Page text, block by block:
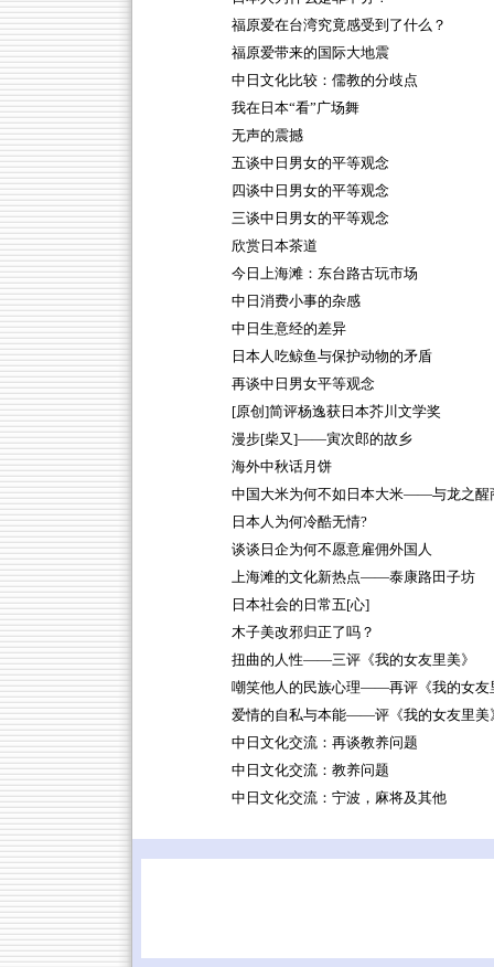
福原爱在台湾究竟感受到了什么？
福原爱带来的国际大地震
中日文化比较：儒教的分歧点
我在日本“看”广场舞
无声的震撼
五谈中日男女的平等观念
四谈中日男女的平等观念
三谈中日男女的平等观念
欣赏日本茶道
今日上海滩：东台路古玩市场
中日消费小事的杂感
中日生意经的差异
日本人吃鲸鱼与保护动物的矛盾
再谈中日男女平等观念
[原创]简评杨逸获日本芥川文学奖
漫步[柴又]——寅次郎的故乡
海外中秋话月饼
中国大米为何不如日本大米——与龙之醒
日本人为何冷酷无情?
谈谈日企为何不愿意雇佣外国人
上海滩的文化新热点——泰康路田子坊
日本社会的日常五[心]
木子美改邪归正了吗？
扭曲的人性——三评《我的女友里美》
嘲笑他人的民族心理——再评《我的女友
爱情的自私与本能——评《我的女友里美
中日文化交流：再谈教养问题
中日文化交流：教养问题
中日文化交流：宁波，麻将及其他